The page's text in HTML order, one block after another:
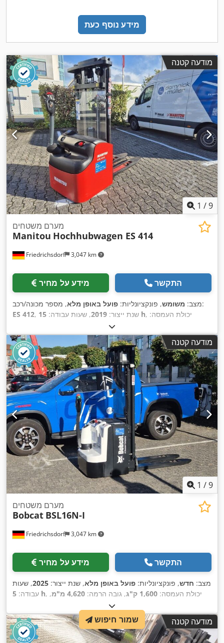
מידע נוסף כעת
מודעה קטנה
1 /9
Friedrichsdorf 3,047 km
מערם משטחים
Manitou Hochhubwagen ES 414
מידע על מחיר התקשר
מצב: משומש, פונקציונליות: פועל באופן מלא
, מספר מכונה/רכב:
ES 412
, שנת ייצור: 2019, שעות עבודה: 15 h , יכולת העמסה:
4,240 מ"מ
סוג דלק:חשמלי, סוג תורן:טריפלקס, גובה בנייה:1,960 מ"מ
, אורך
המזלג:1,150 מ"מ , משקל עצמי:874 ק"ג , אורך כולל:1,870 מ"מ
,
סוג הנעה:Elektro , רוחב בנייה:800 מ"מ ,
מודעה קטנה
1 /9
Friedrichsdorf 3,047 km
מערם משטחים
Bobcat BSL16N-I
מידע על מחיר התקשר
מצב: חדש, פונקציונליות: פועל באופן מלא, שנת ייצור: 2025, שעות
עבודה: 5 h , יכולת העמסה: 1,600 ק"ג , גובה הרמה: 4,620 מ"מ
,
, סוג דלק:
גובה בנייה:2,108 מ"מ , אורך המזלג: 1,150 מ"מ
, משקל עצמי:
1,340 ק"ג
, אורך כולל:1,964 מ"מ , סוג הנעה:Elektro , רוחב בנייה:
820 מ"מ,
מודעה קטנה שמור חיפוש